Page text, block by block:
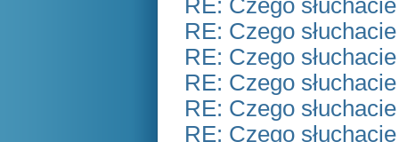
RE: Czego
RE: Czego
RE: Czego
RE: Czego
RE: Czego
RE: Czego